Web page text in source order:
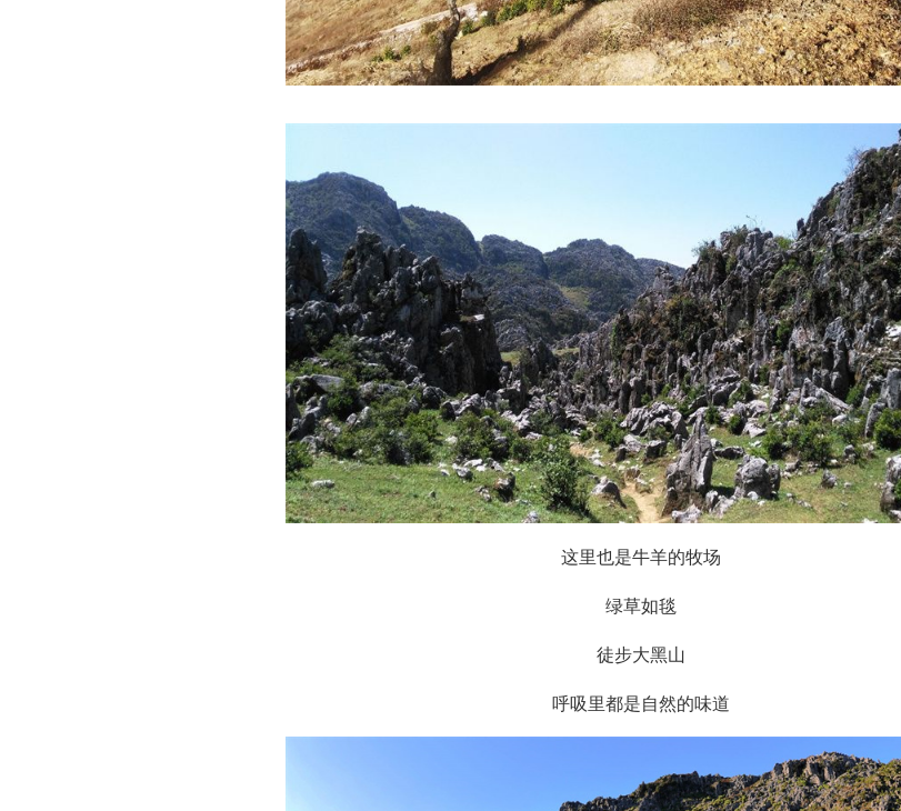
这里也是牛羊的牧场
绿草如毯
徒步大黑山
呼吸里都是自然的味道